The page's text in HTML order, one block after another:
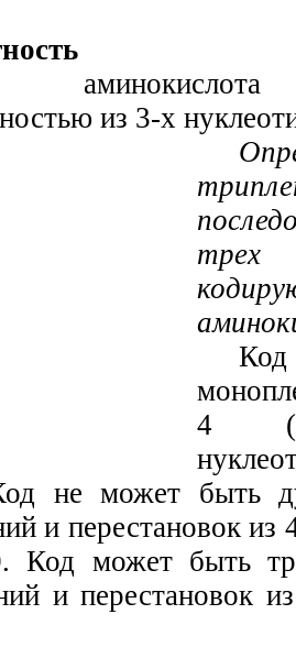
из 3-х
трех
4
не может быть
и перестановок из
Код может быть
и перестановок